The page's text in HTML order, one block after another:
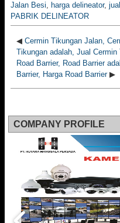
Jalan Besi, harga delineator,
PABRIK DELINEATOR
◀ Cermin Tikungan Jalan,
Tikungan adalah, Jual
Road Barrier, Road Barrier
Barrier, Harga Road Barrier▶
COMPANY PROFILE